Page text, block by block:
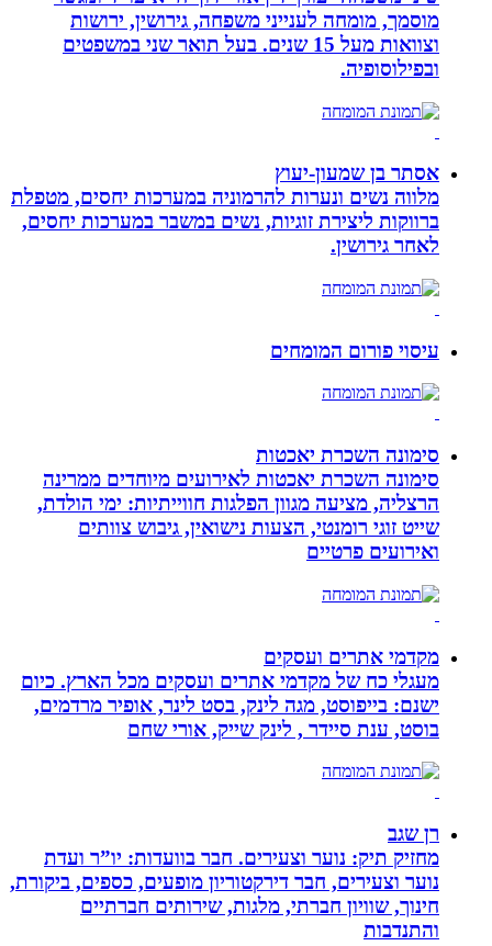
מוסמך, מומחה לענייני משפחה, גירושין, ירושות
וצוואות מעל 15 שנים. בעל תואר שני במשפטים
ובפילוסופיה.
אסתר בן שמעון-יעוץ
מלווה נשים ונערות להרמוניה במערכות יחסים, מטפלת
ברווקות ליצירת זוגיות, נשים במשבר במערכות יחסים,
לאחר גירושין.
עיסוי פורום המומחים
סימונה השכרת יאכטות
סימונה השכרת יאכטות לאירועים מיוחדים ממרינה
הרצליה, מציעה מגוון הפלגות חווייתיות: ימי הולדת,
שייט זוגי רומנטי, הצעות נישואין, גיבוש צוותים
ואירועים פרטיים
מקדמי אתרים ועסקים
מעגלי כח של מקדמי אתרים ועסקים מכל הארץ. כיום
ישנם: בייפוסט, מגה לינק, בסט לינר, אופיר מרדמים,
בוסט, ענת סיידר , לינק שייק, אורי שחם
רן שגב
מחזיק תיק: נוער וצעירים. חבר בוועדות: יו”ר ועדת
נוער וצעירים, חבר דירקטוריון מופעים, כספים, ביקורת,
חינוך, שוויון חברתי, מלגות, שירותים חברתיים
והתנדבות